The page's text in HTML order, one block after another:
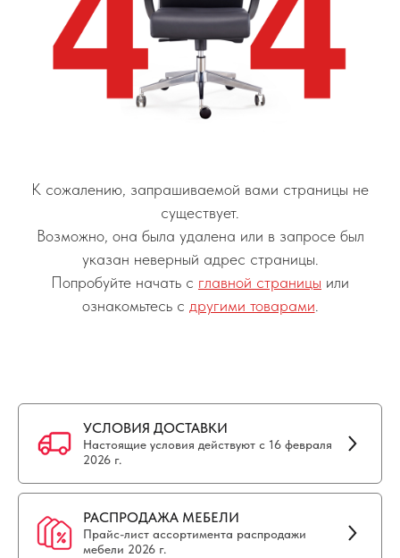
К сожалению, запрашиваемой вами страницы не
существует.
Возможно, она была удалена или в запросе был
указан неверный адрес страницы.
Попробуйте начать с главной страницы или
ознакомьтесь с другими товарами
УСЛОВИЯ ДОСТАВКИ
Настоящие условия действуют с 16 февраля
2026 г.
РАСПРОДАЖА МЕБЕЛИ
Прайс-лист ассортимента распродажи
мебели 2026 г.